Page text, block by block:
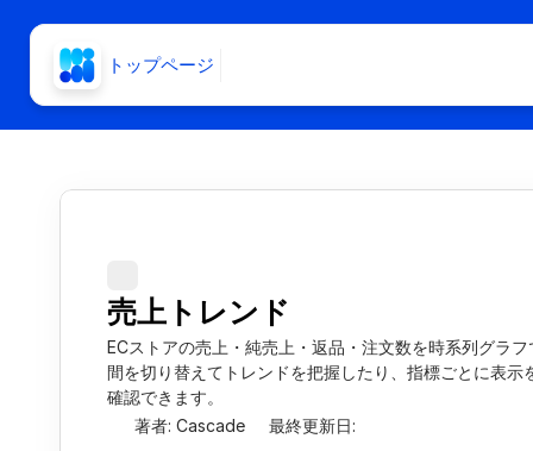
トップページ
売上トレンド
ECストアの売上・純売上・返品・注文数を時系列グラ
間を切り替えてトレンドを把握したり、指標ごとに表
確認できます。
著者: Cascade
最終更新日: